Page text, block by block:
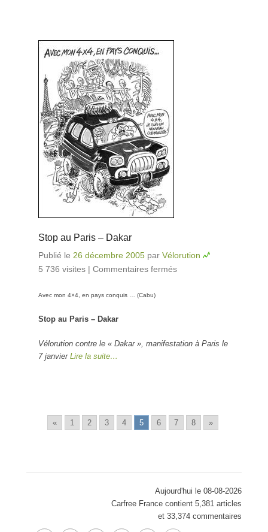
Stop au Paris – Dakar
Publié le 26 décembre 2005 par Vélorution
5 736 visites | Commentaires fermés
Avec mon 4×4, en pays conquis … (Cabu)
Stop au Paris – Dakar
Vélorution contre le « Dakar », manifestation à Paris le
7 janvier Lire la suite…
« 1 2 3 4 5 6 7 8 »
Aujourd'hui le 08-08-2026
Carfree France contient 5,381 articles
et 33,374 commentaires